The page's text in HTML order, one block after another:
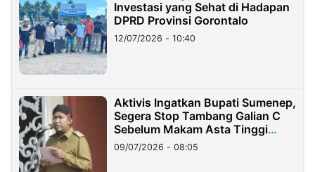
Investasi yang Sehat di Hadapan
DPRD Provinsi Gorontalo
12/07/2026 - 10:40
Aktivis Ingatkan Bupati Sumenep,
Segera Stop Tambang Galian C
Sebelum Makam Asta Tinggi
Longsor
09/07/2026 - 08:05